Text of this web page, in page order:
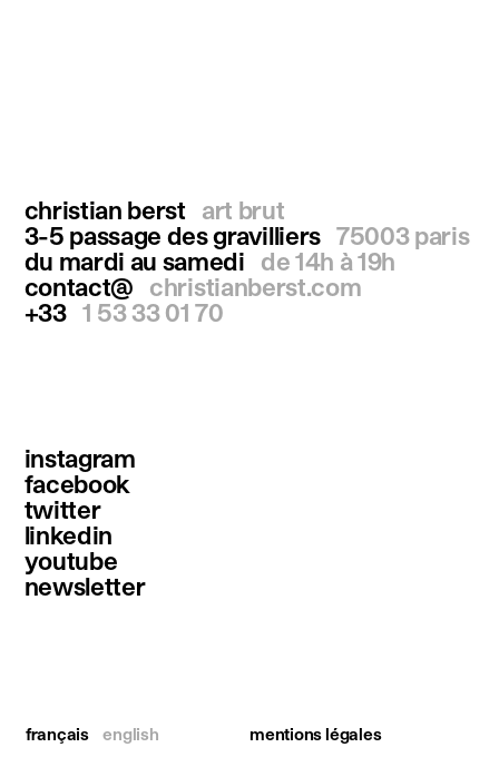
christian berst
art brut
3-5 passage des gravilliers 75003 paris
du mardi au samedi
de 14h à 19h
contact@
christianberst.com
+33 1 53 33 01 70
instagram
facebook
twitter
linkedin
youtube
newsletter
français english mentions légales